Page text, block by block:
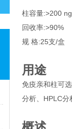
柱容量:>200 ng
回收率:>90%
规 格:25支/盒
用途
免疫亲和柱可
分析、HPLC分